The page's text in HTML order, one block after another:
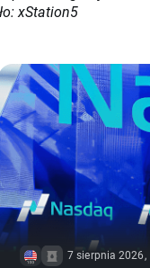
xStation5
7 sierpnia 2026,